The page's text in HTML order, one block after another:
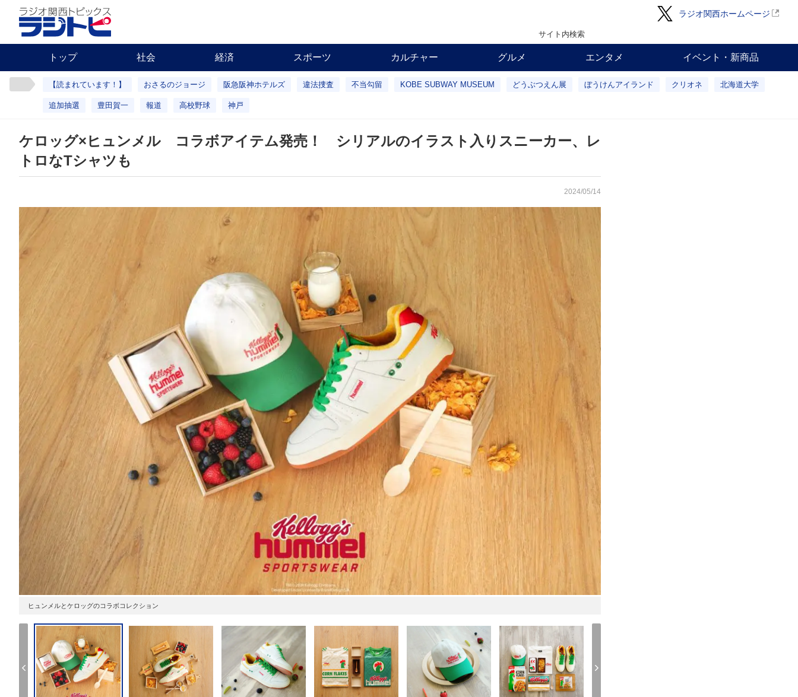
ラジオ関西ホームページ
サイト内検索
トップ 社会 経済 スポーツ カルチャー グルメ エンタメ イベント・新商品
【読まれています！】 おさるのジョージ 阪急阪神ホテルズ 違法捜査 不当勾留 KOBE SUBWAY MUSEUM どうぶつえん展 ぼうけんアイランド クリオネ 北海道大学
追加抽選 豊田賀一 報道 高校野球 神戸
ケロッグ×ヒュンメル コラボアイテム発売！ シリアルのイラスト入りスニーカー、レ
トロなTシャツも
2024/05/14
ヒュンメルとケロッグのコラボコレクション